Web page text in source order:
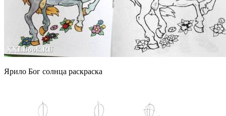
Ярило Бог солнца раскраска